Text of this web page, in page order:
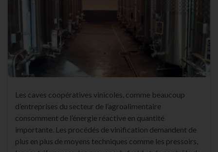
Les caves coopératives vinicoles, comme beaucoup
d’entreprises du secteur de l’agroalimentaire
consomment de l’énergie réactive en quantité
importante. Les procédés de vinification demandent de
plus en plus de moyens techniques comme les pressoirs,